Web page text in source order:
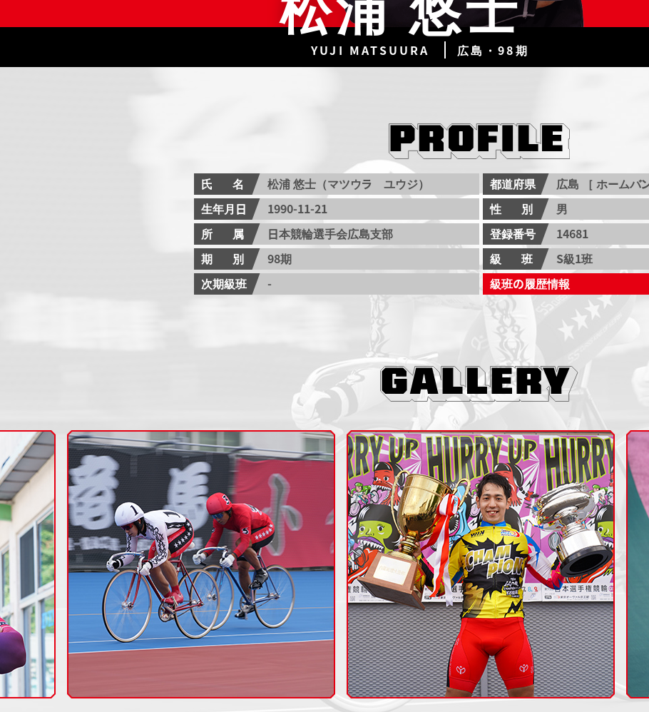
YUJI MATSUURA 広島・98期
氏名 松浦 悠士（マツウラ ユウジ） 都道府県
広島 ［ ホームバ
生年月日
1990-11-21 性別
男
所属
日本競輪選手会広島支部 登録番号
14681
期別
98期 級班
S級1班
次期級班
- 級班の履歴情報